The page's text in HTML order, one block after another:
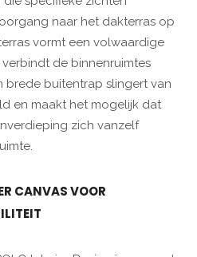
naar het dakterras op
vormt een volwaardige
de binnenruimtes
brede buitentrap slingert van
en maakt het mogelijk dat
zich vanzelf
CANVAS VOOR